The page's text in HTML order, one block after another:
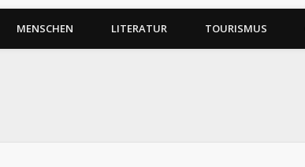
MENSCHEN LITERATUR TOURISMUS